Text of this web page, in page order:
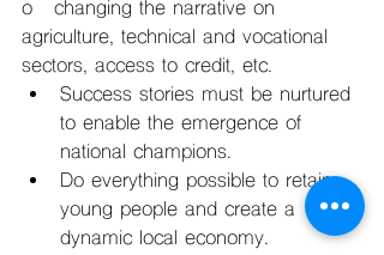
o   changing the narrative on
agriculture, technical and vocational
sectors, access to credit, etc.
Success stories must be nurtured
to enable the emergence of
national champions.
Do everything possible to retain
young people and create a
dynamic local economy.